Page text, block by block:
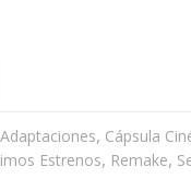
Adaptaciones, Cápsula
Estrenos, Remake,